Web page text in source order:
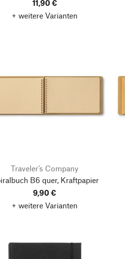
11,90 €
+ weitere Varianten
Traveler’s Company
B6 quer, Kraftpapier
9,90 €
+ weitere Varianten